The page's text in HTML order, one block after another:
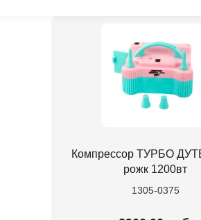
Компрессор ТУРБО
рожк 1200вт
1305-0375